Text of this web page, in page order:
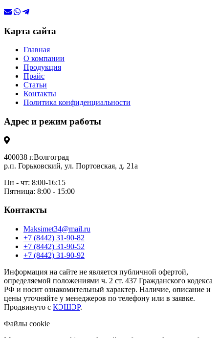
Карта сайта
Главная
О компании
Продукция
Прайс
Статьи
Контакты
Политика конфиденциальности
Адрес и режим работы
400038 г.Волгоград
р.п. Горьковский, ул. Портовская, д. 21а
Пн - чт: 8:00-16:15
Пятница: 8:00 - 15:00
Контакты
Maksimet34@mail.ru
+7 (8442) 31-90-82
+7 (8442) 31-90-52
+7 (8442) 31-90-92
Информация на сайте не является публичной офертой,
определяемой положениями ч. 2 ст. 437 Гражданского кодекса
РФ и носит ознакомительный характер. Наличие, описание и
цены уточняйте у менеджеров по телефону или в заявке.
Продвинуто с КЭШЭР.
Файлы cookie